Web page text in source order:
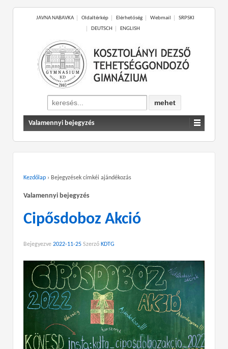
JAVNA NABAVKA Oldaltérkép Elérhetőség Webmail
SRPSKI
DEUTSCH
ENGLISH
Search
for:
Valamennyi bejegyzés
Kezdőlap › Bejegyzések címkéi ajándékozás
Valamennyi bejegyzés
Cipősdoboz Akció
Bejegyezve 2022-11-25 Szerző KDTG